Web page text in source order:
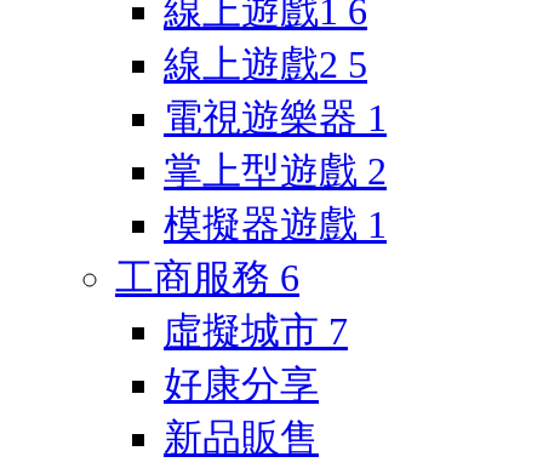
線上遊戲1 6
線上遊戲2 5
電視遊樂器 1
掌上型遊戲 2
模擬器遊戲 1
工商服務 6
虛擬城市 7
好康分享
新品販售